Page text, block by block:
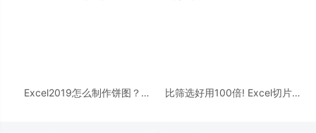
Excel2019怎么制作饼图？
比筛选好用100倍! Excel切片器